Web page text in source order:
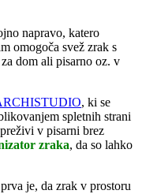
napravo, katero
omogoča svež zrak s
dom ali pisarno oz. v
, ki se
spletnih strani
v pisarni brez
zraka, da so lahko
je, da zrak v prostoru